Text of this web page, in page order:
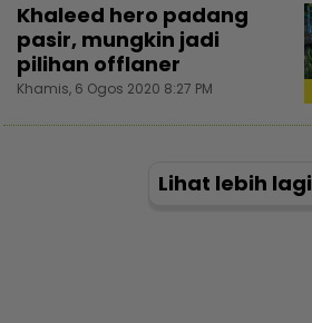
Khaleed hero padang
pasir, mungkin jadi
pilihan offlaner
Khamis, 6 Ogos 2020 8:27 PM
Lihat lebih lagi